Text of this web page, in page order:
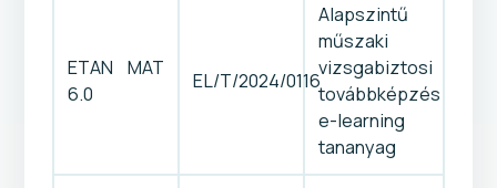
ETAN MAT
6.0
EL/T/2024/0116
Alapszintű
műszaki
vizsgabiztosi
továbbképzés
e-learning
tananyag